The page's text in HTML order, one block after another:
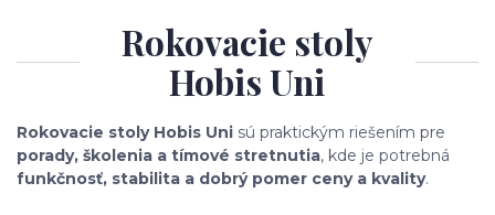
Rokovacie stoly
Hobis Uni
Rokovacie stoly Hobis Uni sú praktickým riešením pre
porady, školenia a tímové stretnutia, kde je potrebná
funkčnosť, stabilita a dobrý pomer ceny a kvality.